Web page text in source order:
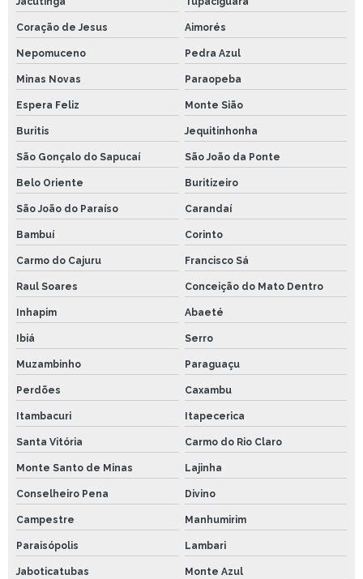
Coração de Jesus Aimorés
Nepomuceno Pedra Azul
Minas Novas Paraopeba
Espera Feliz Monte Sião
Buritis Jequitinhonha
São Gonçalo do Sapucaí São João da Ponte
Belo Oriente Buritizeiro
São João do Paraíso Carandaí
Bambuí Corinto
Carmo do Cajuru Francisco Sá
Raul Soares Conceição do Mato Dentro
Inhapim Abaeté
Ibiá Serro
Muzambinho Paraguaçu
Perdões Caxambu
Itambacuri Itapecerica
Santa Vitória Carmo do Rio Claro
Monte Santo de Minas Lajinha
Conselheiro Pena Divino
Campestre Manhumirim
Paraisópolis Lambari
Jaboticatubas Monte Azul